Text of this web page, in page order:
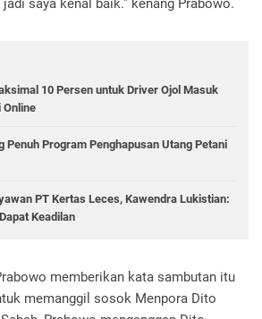
saya kenal baik.” kenang Prabowo.
10 Persen untuk Driver Ojol Masuk
Online
Penuh Program Penghapusan Utang Petani
PT Kertas Leces, Kawendra Lukistian:
Keadilan
memberikan kata sambutan itu
memanggil sosok Menpora Dito